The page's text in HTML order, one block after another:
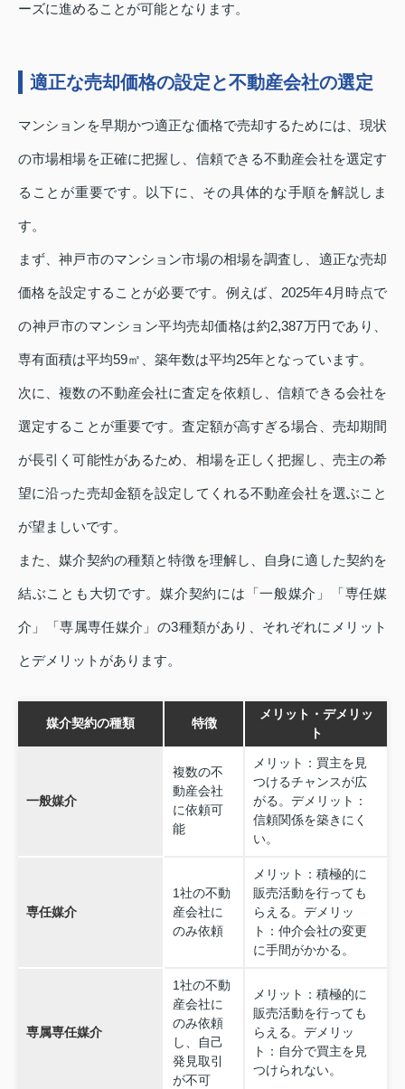
ーズに進めることが可能となります。
適正な売却価格の設定と不動産会社の選定
マンションを早期かつ適正な価格で売却するためには、現状
の市場相場を正確に把握し、信頼できる不動産会社を選定す
ることが重要です。以下に、その具体的な手順を解説しま
す。
まず、神戸市のマンション市場の相場を調査し、適正な売却
価格を設定することが必要です。例えば、2025年4月時点で
の神戸市のマンション平均売却価格は約2,387万円であり、
専有面積は平均59㎡、築年数は平均25年となっています。
次に、複数の不動産会社に査定を依頼し、信頼できる会社を
選定することが重要です。査定額が高すぎる場合、売却期間
が長引く可能性があるため、相場を正しく把握し、売主の希
望に沿った売却金額を設定してくれる不動産会社を選ぶこと
が望ましいです。
また、媒介契約の種類と特徴を理解し、自身に適した契約を
結ぶことも大切です。媒介契約には「一般媒介」「専任媒
介」「専属専任媒介」の3種類があり、それぞれにメリット
とデメリットがあります。
媒介契約の種類 特徴
メリット・デメリッ
ト
一般媒介
複数の不
動産会社
に依頼可
能
メリット：買主を見
つけるチャンスが広
がる。デメリット：
信頼関係を築きにく
い。
専任媒介
1社の不動
産会社に
のみ依頼
メリット：積極的に
販売活動を行っても
らえる。デメリッ
ト：仲介会社の変更
に手間がかかる。
専属専任媒介
1社の不動
産会社に
のみ依頼
し、自己
発見取引
が不可
メリット：積極的に
販売活動を行っても
らえる。デメリッ
ト：自分で買主を見
つけられない。